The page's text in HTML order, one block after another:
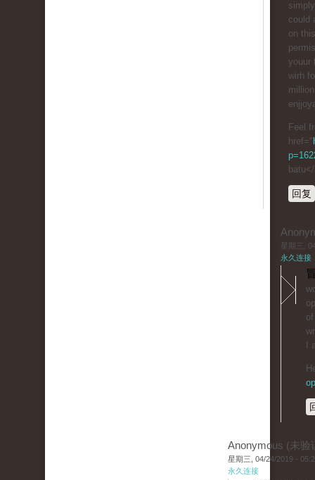
could
on
youur
wіrh
Feel
href="
回复
星期三,
永久连接
Anonymous (未验
星期三, 04/24/2019 -
永久连接